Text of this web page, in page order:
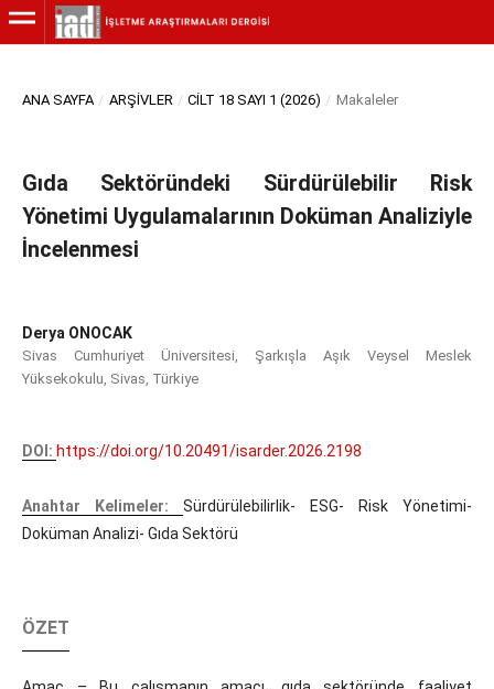
ANA SAYFA / ARŞIVLER / CILT 18 SAYI 1 (2026) / Makaleler
Gıda Sektöründeki Sürdürülebilir Risk
Yönetimi Uygulamalarının Doküman Analiziyle
İncelenmesi
Derya ONOCAK
Sivas Cumhuriyet Üniversitesi, Şarkışla Aşık Veysel Meslek
Yüksekokulu, Sivas, Türkiye
DOI: https://doi.org/10.20491/isarder.2026.2198
Anahtar Kelimeler: Sürdürülebilirlik- ESG- Risk Yönetimi-
Doküman Analizi- Gıda Sektörü
ÖZET